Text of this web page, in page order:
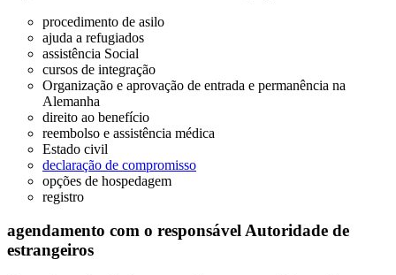
procedimento de asilo
ajuda a refugiados
assistência Social
cursos de integração
Organização e aprovação de entrada e permanência na
Alemanha
direito ao benefício
reembolso e assistência médica
Estado civil
declaração de compromisso
opções de hospedagem
registro
agendamento com o responsávelAutoridade de
estrangeiros